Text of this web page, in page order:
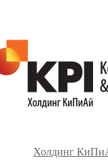
Холдинг